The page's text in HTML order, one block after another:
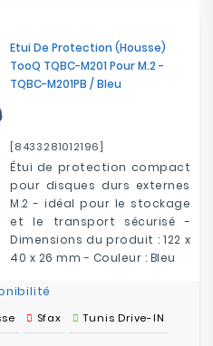
Etui De Protection (Housse)
TooQ TQBC-M201 Pour M.2 -
TQBC-M201PB / Bleu
[8433281012196]
Étui de protection compact
pour disques durs externes
M.2 - idéal pour le stockage
et le transport sécurisé -
Dimensions du produit : 122 x
40 x 26 mm - Couleur : Bleu
Sfax Tunis Drive-IN